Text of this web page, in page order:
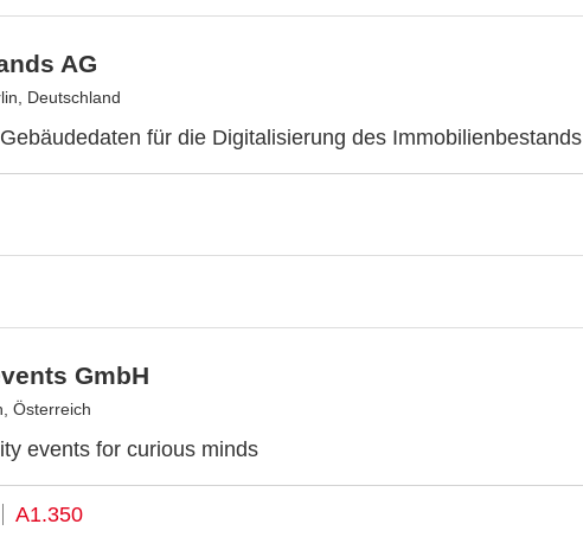
AG
Deutschland
für die Digitalisierung des
GmbH
Österreich
events for curious minds
A1.350